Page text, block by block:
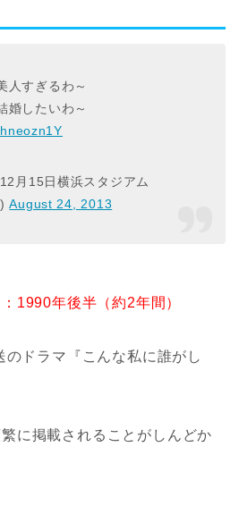
人すぎるわ～
婚したいわ～
月15日横浜スタジアム
August 24, 2013
：1990年後半（約2年間）
ドラマ『こんな私に誰がし
に掲載されることがしんどか